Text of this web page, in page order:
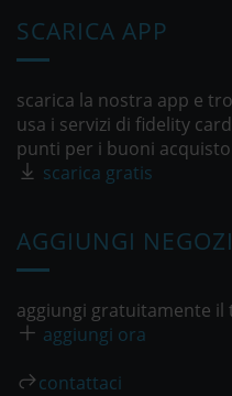
SCARICA APP
scarica la nostra app e
usa i servizi di fidelity
punti per i buoni
scarica gratis
AGGIUNGI
aggiungi gratuitamente il
aggiungi ora
contattaci